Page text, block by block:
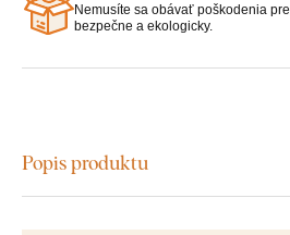
Nemusíte sa obávať poškodenia
bezpečne a ekologicky.
Popis produktu